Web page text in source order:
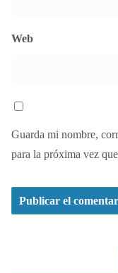
Web
Guarda mi nombre,
para la próxima vez